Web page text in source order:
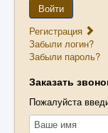
Контакты
Корзина
Войти
Регистрация
Забыли логин?
Забыли пароль?
Заказать
Пожалуйста